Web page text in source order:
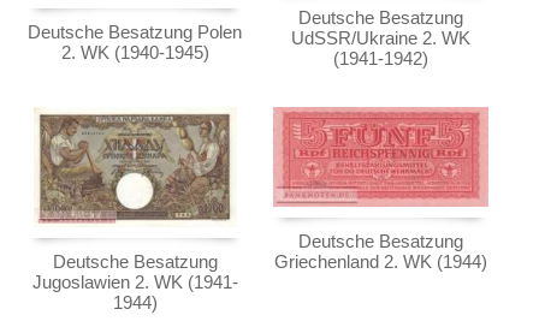
(1941-1944)
Deutsche Besatzung Griechenland 2. WK
Getto Theresienstadt
Deutsche Länderbanknoten
Deutsche Kolonien
Deutsche Nebengebiete
Wert- und Steuergutscheine (1933-1934)
Reichsbahn und Reichspost
Testbanknoten
Banknotenbriefe
Aufbewahrung
Gutscheine
Ihre Bewertungen
Kontakt
Informationen
Deutsche Besatzung Polen
2. WK (1940-1945)
Deutsche Besatzung
UdSSR/Ukraine 2. WK
(1941-1942)
Deutsche Besatzung
Jugoslawien 2. WK (1941-
1944)
Deutsche Besatzung
Griechenland 2. WK (1944)